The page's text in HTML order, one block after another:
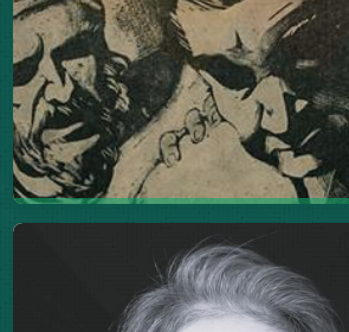
Language, Memory, and
Identity in Ocean Vuong’s
On Earth We’re Briefly
Gorgeous: Insights from
Norton’s Social Identity
Theory
Stephanie dos Santos Machado
Uma História da Literatura
Brasileira Contemporânea, de
Regina Dalcastagnè